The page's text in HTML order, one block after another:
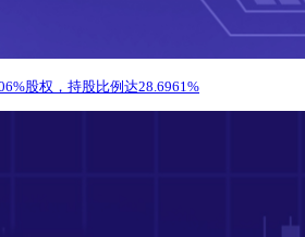
股权，持股比例达28.6961%